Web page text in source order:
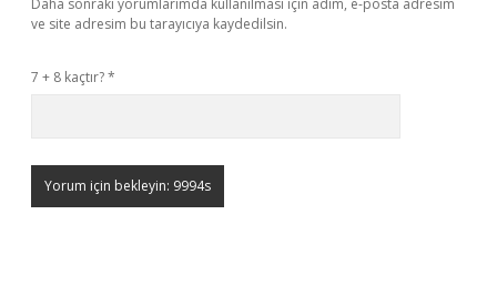
Daha sonraki yorumlarımda kullanılması için adım, e-posta adresim
ve site adresim bu tarayıcıya kaydedilsin.
7 + 8 kaçtır?*